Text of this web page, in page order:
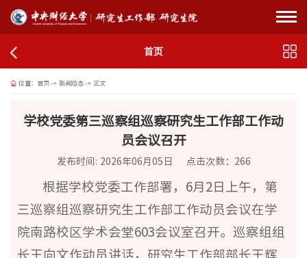
首页
位置： 首页-> 新闻动态-> 正文
学校党委第三巡察组巡察研究生工作部工作动
员会议召开
发布时间: 2026年06月05日 点击次数： 266
根据学校党委工作部署，6月2日上午，第
三巡察组巡察研究生工作部工作动员会议在学
院南路校区学术会堂603会议室召开。巡察组组
长王向文作动员讲话，研究生工作部部长王辉